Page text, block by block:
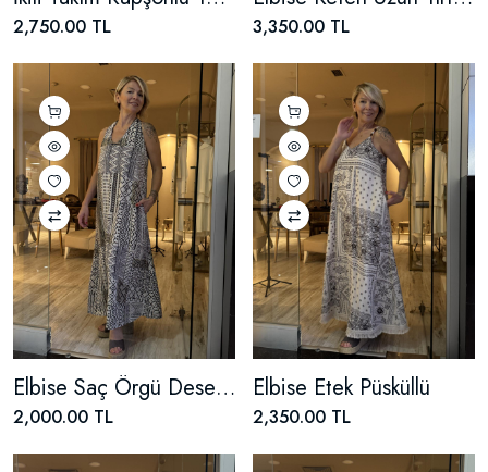
2,750.00 TL 3,350.00 TL
Elbise Saç Örgü Desenli
2,000.00 TL
Elbise Etek Püsküllü
2,350.00 TL